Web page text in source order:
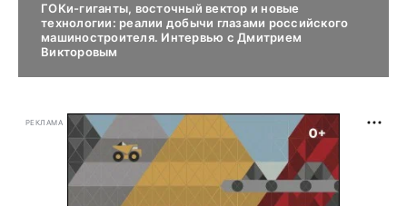
ГОКи-гиганты, восточный вектор и новые
технологии: реалии добычи глазами российского
машиностроителя. Интервью с Дмитрием
Викторовым
РЕКЛАМА